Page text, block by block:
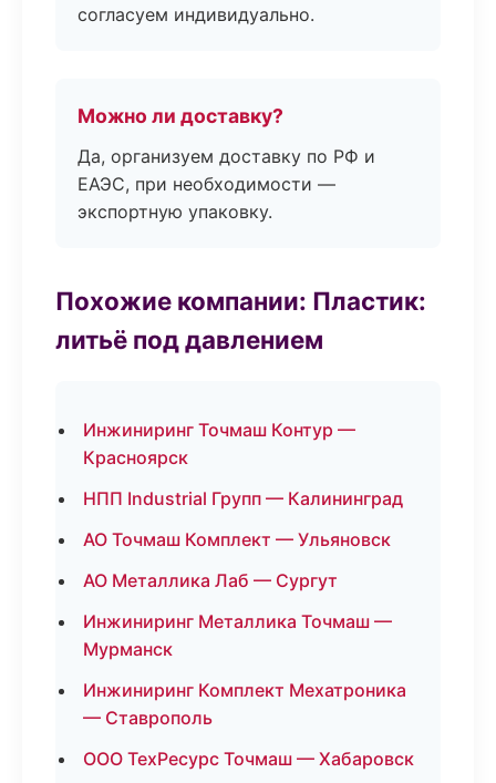
согласуем индивидуально.
Можно ли доставку?
Да, организуем доставку по РФ и
ЕАЭС, при необходимости —
экспортную упаковку.
Похожие компании: Пластик:
литьё под давлением
Инжиниринг Точмаш Контур —
Красноярск
НПП Industrial Групп — Калининград
АО Точмаш Комплект — Ульяновск
АО Металлика Лаб — Сургут
Инжиниринг Металлика Точмаш —
Мурманск
Инжиниринг Комплект Мехатроника
— Ставрополь
ООО ТехРесурс Точмаш — Хабаровск